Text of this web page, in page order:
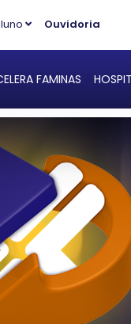
Ouvidoria
FAMINAS